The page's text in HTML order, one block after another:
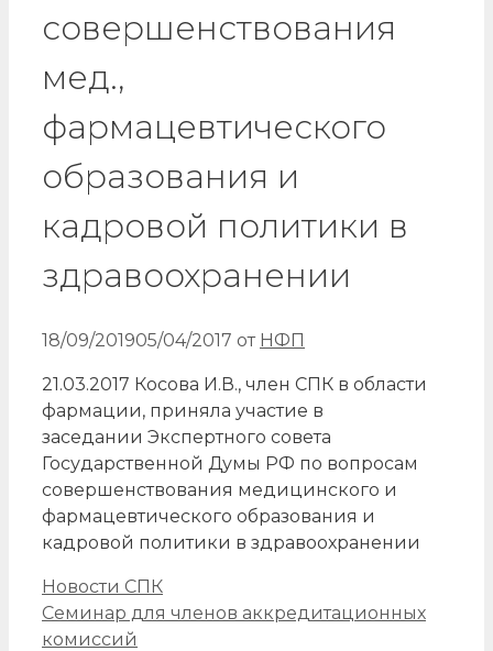
совершенствования
мед.,
фармацевтического
образования и
кадровой политики в
здравоохранении
18/09/201905/04/2017 от НФП
21.03.2017 Косова И.В., член СПК в области
фармации, приняла участие в
заседании Экспертного совета
Государственной Думы РФ по вопросам
совершенствования медицинского и
фармацевтического образования и
кадровой политики в здравоохранении
Рубрики
Новости СПК
Навигация
записи
Семинар для членов аккредитационных
комиссий